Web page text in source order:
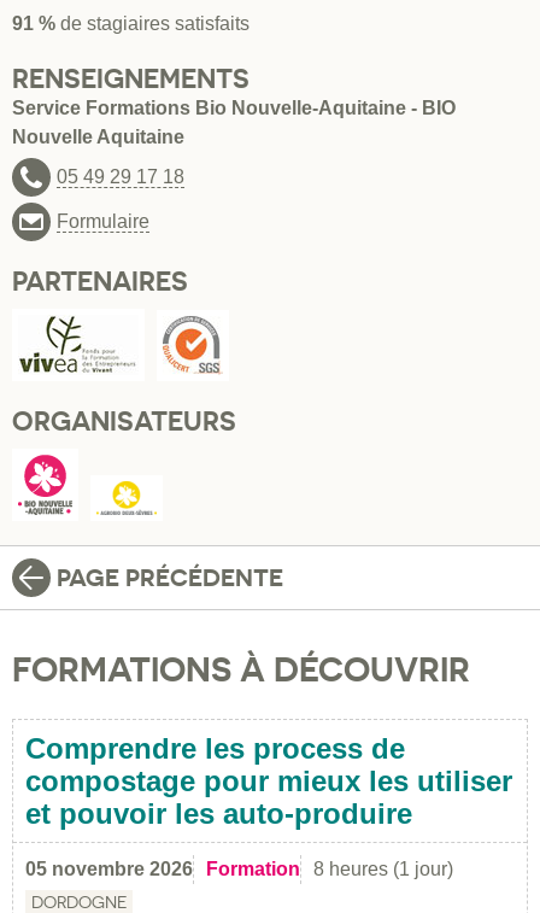
91 % de stagiaires satisfaits
RENSEIGNEMENTS
Service Formations Bio Nouvelle-Aquitaine - BIO
Nouvelle Aquitaine
05 49 29 17 18
Formulaire
PARTENAIRES
ORGANISATEURS
PAGE PRÉCÉDENTE
FORMATIONS À DÉCOUVRIR
Comprendre les process de
compostage pour mieux les utiliser
et pouvoir les auto-produire
05 novembre 2026 Formation 8 heures (1 jour)
DORDOGNE